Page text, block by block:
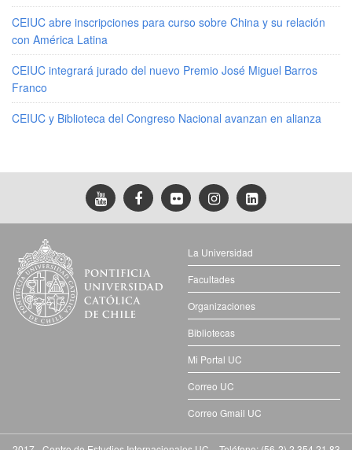
CEIUC abre inscripciones para curso sobre China y su relación
con América Latina
CEIUC integrará jurado del nuevo Premio José Miguel Barros
Franco
CEIUC y Biblioteca del Congreso Nacional avanzan en alianza
La Universidad
Facultades
Organizaciones
Bibliotecas
Mi Portal UC
Correo UC
Correo Gmail UC